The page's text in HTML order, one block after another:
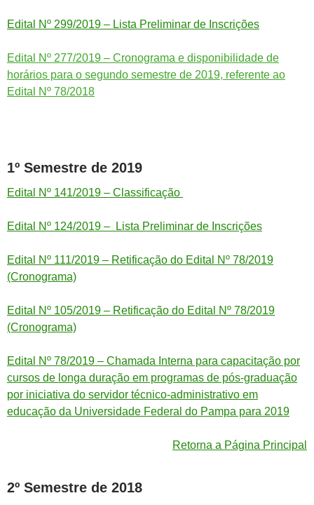
Edital Nº 299/2019 – Lista Preliminar de Inscrições
Edital Nº 277/2019 – Cronograma e disponibilidade de
horários para o segundo semestre de 2019, referente ao
Edital Nº 78/2018
1º Semestre de 2019
Edital Nº 141/2019 – Classificação
Edital Nº 124/2019 – Lista Preliminar de Inscrições
Edital Nº 111/2019 – Retificação do Edital Nº 78/2019
(Cronograma)
Edital Nº 105/2019 – Retificação do Edital Nº 78/2019
(Cronograma)
Edital Nº 78/2019 – Chamada Interna para capacitação por
cursos de longa duração em programas de pós-graduação
por iniciativa do servidor técnico-administrativo em
educação da Universidade Federal do Pampa para 2019
Retorna a Página Principal
2º Semestre de 2018